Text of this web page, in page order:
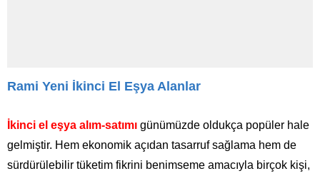
Rami Yeni İkinci El Eşya Alanlar
İkinci el eşya alım-satımı günümüzde oldukça popüler hale
gelmiştir. Hem ekonomik açıdan tasarruf sağlama hem de
sürdürülebilir tüketim fikrini benimseme amacıyla birçok kişi,